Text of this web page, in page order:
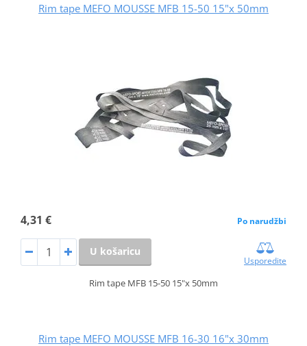
Rim tape MEFO MOUSSE MFB 15-50 15"x 50mm
4,31 € Po narudžbi
U košaricu
Usporedite
Rim tape MFB 15-50 15"x 50mm
Rim tape MEFO MOUSSE MFB 16-30 16"x 30mm